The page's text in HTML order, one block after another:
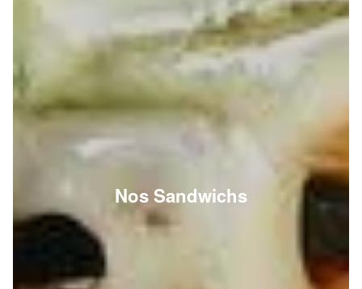
Nos Sandwichs